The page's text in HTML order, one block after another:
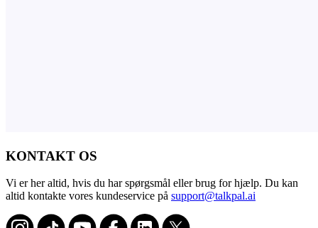
KONTAKT OS
Vi er her altid, hvis du har spørgsmål eller brug for hjælp. Du kan
altid kontakte vores kundeservice på support@talkpal.ai